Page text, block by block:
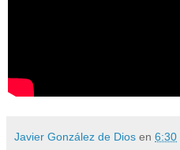
Javier González de Dios en 6:30